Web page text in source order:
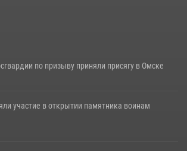
по призыву приняли присягу в Омске
участие в открытии памятника воинам